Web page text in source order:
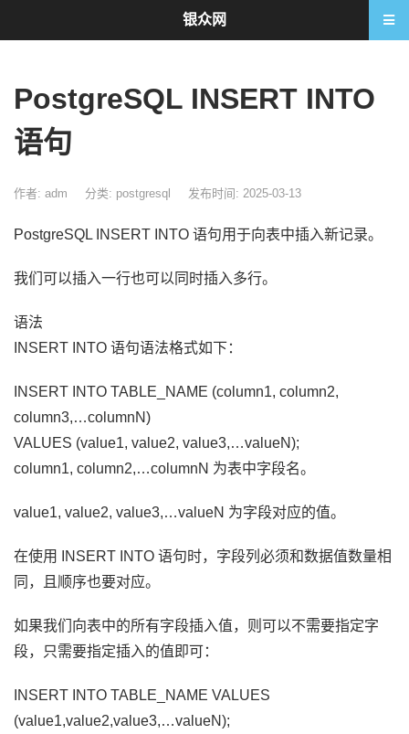
PostgreSQL INSERT INTO
语句
作者: adm 分类: postgresql 发布时间: 2025-03-13
PostgreSQL INSERT INTO 语句用于向表中插入新记录。
我们可以插入一行也可以同时插入多行。
语法
INSERT INTO 语句语法格式如下：
INSERT INTO TABLE_NAME (column1, column2,
column3,…columnN)
VALUES (value1, value2, value3,…valueN);
column1, column2,…columnN 为表中字段名。
value1, value2, value3,…valueN 为字段对应的值。
在使用 INSERT INTO 语句时，字段列必须和数据值数量相
同，且顺序也要对应。
如果我们向表中的所有字段插入值，则可以不需要指定字
段，只需要指定插入的值即可：
INSERT INTO TABLE_NAME VALUES
(value1,value2,value3,…valueN);
银众网